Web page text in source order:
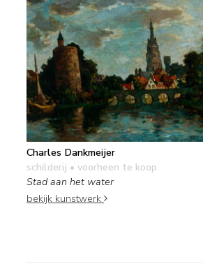
Charles Dankmeijer
schilderij • voorheen te koop
Stad aan het water
bekijk kunstwerk